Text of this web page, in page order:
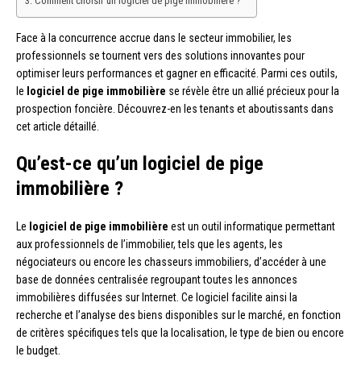
Face à la concurrence accrue dans le secteur immobilier, les
professionnels se tournent vers des solutions innovantes pour
optimiser leurs performances et gagner en efficacité. Parmi ces outils,
le logiciel de pige immobilière se révèle être un allié précieux pour la
prospection foncière. Découvrez-en les tenants et aboutissants dans
cet article détaillé.
Qu’est-ce qu’un logiciel de pige
immobilière ?
Le logiciel de pige immobilière est un outil informatique permettant
aux professionnels de l’immobilier, tels que les agents, les
négociateurs ou encore les chasseurs immobiliers, d’accéder à une
base de données centralisée regroupant toutes les annonces
immobilières diffusées sur Internet. Ce logiciel facilite ainsi la
recherche et l’analyse des biens disponibles sur le marché, en fonction
de critères spécifiques tels que la localisation, le type de bien ou encore
le budget.